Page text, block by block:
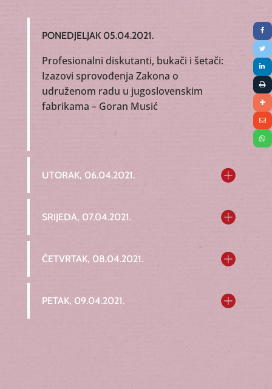
PONEDJELJAK 05.04.2021.
Profesionalni diskutanti, bukači i šetači:
Izazovi sprovođenja Zakona o
udruženom radu u jugoslovenskim
fabrikama – Goran Musić
UTORAK, 06.04.2021.
SRIJEDA, 07.04.2021.
ČETVRTAK, 08.04.2021.
PETAK, 09.04.2021.